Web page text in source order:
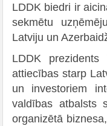
LDDK biedri ir
sekmētu
Latviju un
LDDK prezidents
attiecības starp
un investoriem
valdības atbalsts
organizētā